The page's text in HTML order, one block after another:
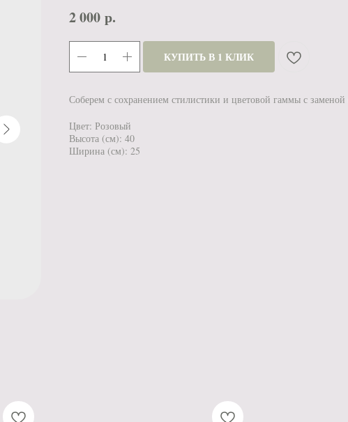
2 000 р.
КУПИТЬ В 1 КЛИК
Соберем с сохранением стилистики и цветовой гаммы с заменой
Цвет: Розовый
Высота (см): 40
Ширина (см): 25